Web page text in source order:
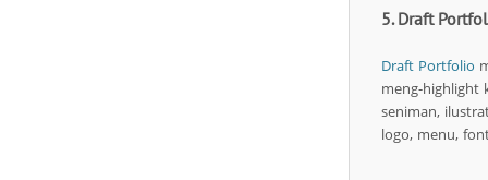
5. Draft
Draft Portfolio
meng-highlight
seniman,
logo, menu,